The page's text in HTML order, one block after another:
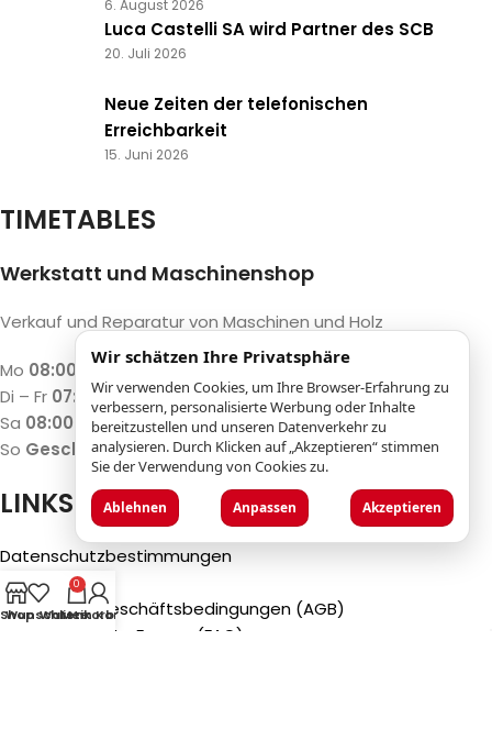
6. August 2026
Luca Castelli SA wird Partner des SCB
20. Juli 2026
Neue Zeiten der telefonischen
Erreichbarkeit
15. Juni 2026
TIMETABLES
Werkstatt und Maschinenshop
Verkauf und Reparatur von Maschinen und Holz
Mo 08:00 – 12:00 / 13:00 – 17:00
Di – Fr 07:30 – 12:00 / 13:00 – 18:00
Sa 08:00 – 12:00 / 13:00 – 17:00
So Geschlossen
LINKS
Datenschutzbestimmungen
Impressum
Allgemeine Geschäftsbedingungen (AGB)
Häufig gestellte Fragen (FAQ)
Shop
Wunschliste
0
Warenkorb
Mein Konto
Wir schätzen Ihre Privatsphäre
Wir verwenden Cookies, um Ihre Browser-Erfahrung zu
verbessern, personalisierte Werbung oder Inhalte
bereitzustellen und unseren Datenverkehr zu
analysieren. Durch Klicken auf „Akzeptieren“ stimmen
Sie der Verwendung von Cookies zu.
Ablehnen Anpassen Akzeptieren